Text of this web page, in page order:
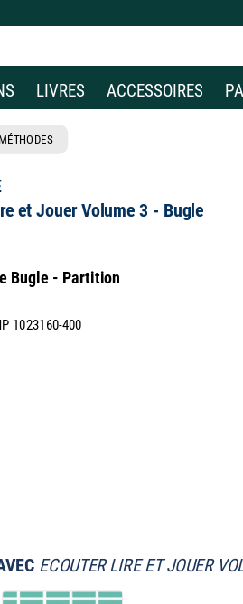
LIVRES ACCESSOIRES
MÉTHODES
et Jouer Volume 3 - Bugle
Bugle - Partition
1023160-400
ECOUTER LIRE ET JOUER